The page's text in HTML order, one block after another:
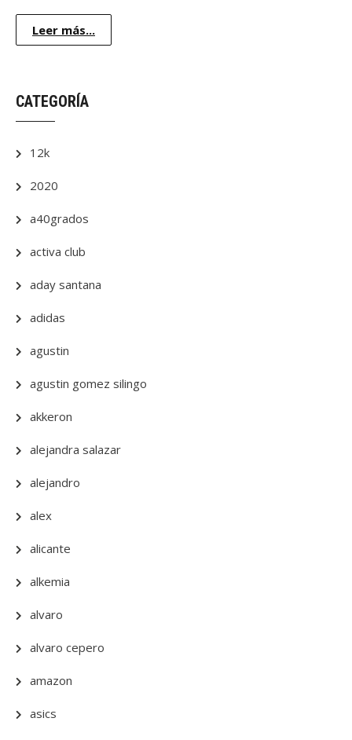
Leer más...
CATEGORÍA
12k
2020
a40grados
activa club
aday santana
adidas
agustin
agustin gomez silingo
akkeron
alejandra salazar
alejandro
alex
alicante
alkemia
alvaro
alvaro cepero
amazon
asics